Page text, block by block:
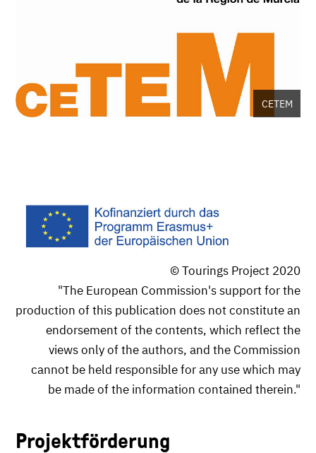
CETEM
© Tourings Project 2020
"The European Commission's support for the
production of this publication does not constitute an
endorsement of the contents, which reflect the
views only of the authors, and the Commission
cannot be held responsible for any use which may
be made of the information contained therein."
Projektförderung